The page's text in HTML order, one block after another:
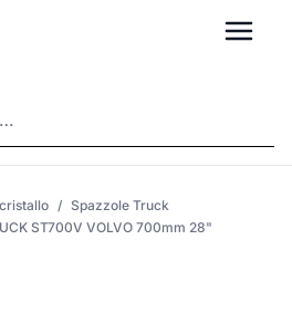
/ Spazzole Truck
ST700V VOLVO 700mm 28"